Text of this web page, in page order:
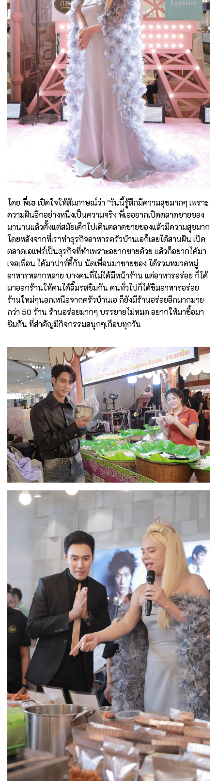
โดย พี่เอ เปิดใจให้สัมภาษณ์ว่า "วันนี้รู้สึกมีความสุขมากๆ เพราะ
ความฝันอีกอย่างหนึ่งเป็นความจริง พี่เออยากเปิดตลาดขายของ
มานานแล้วตั้งแต่สมัยเด็กไปเดินตลาดขายของแล้วมีความสุขมาก
โดยหลังจากที่เราทำธุรกิจอาหารครัวบ้านเอก็เลยได้สานฝัน เปิด
ตลาดเอแฟร์เป็นธุรกิจที่ทำเพราะอยากขายด้วย แล้วก็อยากได้มา
เจอเพื่อน ได้มาปาร์ตี้กัน นัดเพื่อนมาขายของ ได้รวมหมวดหมู่
อาหารหลากหลาย บางคนที่ไม่ได้มีหน้าร้าน แต่อาหารอร่อย ก็ได้
มาออกร้านให้คนได้ลิ้มรสชิมกัน คนทั่วไปก็ได้ชิมอาหารอร่อย
ร้านใหม่ๆนอกเหนือจากครัวบ้านเอ ก็ยังมีร้านอร่อยอีกมากมาย
กว่า 50 ร้าน ร้านอร่อยมากๆ บรรยายไม่หมด อยากให้มาซื้อมา
ชิมกัน ที่สำคัญมีกิจกรรมสนุกๆเกือบทุกวัน